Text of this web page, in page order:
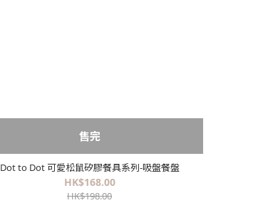
售完
Dot to Dot 可愛松鼠矽膠餐具系列-吸盤餐盤
HK$168.00
HK$198.00